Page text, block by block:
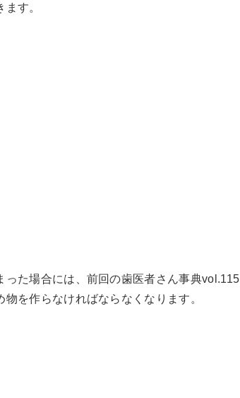
す。
た場合には、前回の歯医者さん事典vol.115
を作らなければならなくなります。